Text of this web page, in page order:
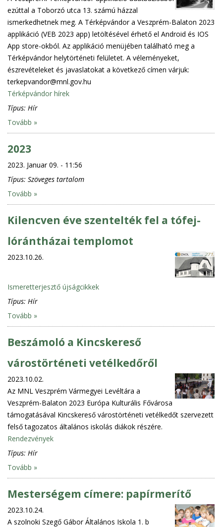
ezúttal a Toborzó utca 13. számú házzal
ismerkedhetnek meg. A Térképvándor a Veszprém-Balaton 2023
applikáció (VEB 2023 app) letöltésével érhető el Android és IOS
App store-okból. Az applikáció menüjében található meg a
Térképvándor helytörténeti felületet. A véleményeket,
észrevételeket és javaslatokat a következő címen várjuk:
terkepvandor@mnl.gov.hu
Térképvándor hírek
Típus: Hír
Tovább »
2023
2023. Januar 09. - 11:56
Típus: Szöveges tartalom
Tovább »
Kilencven éve szentelték fel a tófej-
lórántházai templomot
2023.10.26.
Ismeretterjesztő újságcikkek
Típus: Hír
Tovább »
Beszámoló a Kincskereső
várostörténeti vetélkedőről
2023.10.02.
Az MNL Veszprém Vármegyei Levéltára a
Veszprém-Balaton 2023 Európa Kulturális Fővárosa
támogatásával Kincskereső várostörténeti vetélkedőt szervezett
felső tagozatos általános iskolás diákok részére.
Rendezvények
Típus: Hír
Tovább »
Mesterségem címere: papírmerítő
2023.10.24.
A szolnoki Szegő Gábor Általános Iskola 1. b